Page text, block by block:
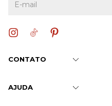
CONTATO
AJUDA